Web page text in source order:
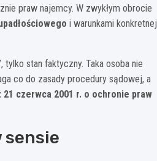
praw najemcy. W zwykłym obrocie
i warunkami konkretnej
tylko stan faktyczny. Taka osoba nie
co do zasady procedury sądowej, a
21 czerwca 2001 r. o ochronie praw
sensie